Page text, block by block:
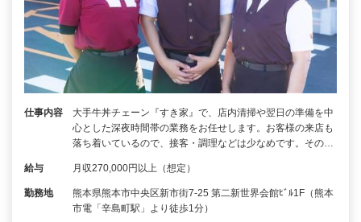
仕事内容
大手牛丼チェーン『すき家』で、店内清掃や翌日の準備を中
心とした深夜時間帯の業務をお任せします。お客様の来店も
落ち着いているので、接客・調理などは少なめです。その…
給与 月収270,000円以上（想定）
勤務地
熊本県熊本市中央区新市街7-25 第二新世界会館ﾋﾞﾙ1F（熊本
市電「辛島町駅」より徒歩1分）